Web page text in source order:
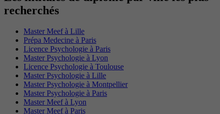
recherchés
Master Meef à Lille
Prépa Medecine à Paris
Licence Psychologie à Paris
Master Psychologie à Lyon
Licence Psychologie à Toulouse
Master Psychologie à Lille
Master Psychologie à Montpellier
Master Psychologie à Paris
Master Meef à Lyon
Master Meef à Paris